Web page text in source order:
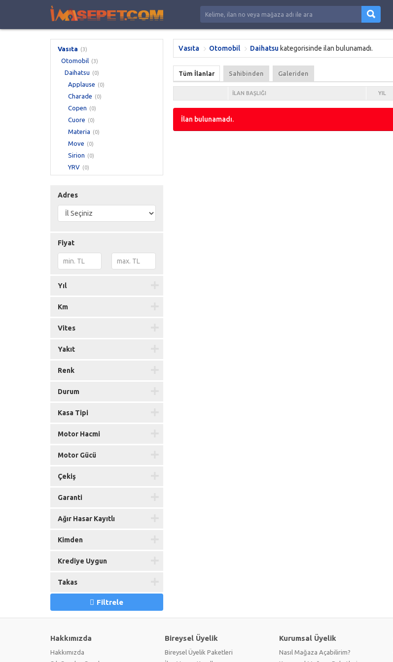
Vasıta (3)
Otomobil (3)
Daihatsu (0)
Applause (0)
Charade (0)
Copen (0)
Cuore (0)
Materia (0)
Move (0)
Sirion (0)
YRV (0)
Adres
Fiyat
Yıl
Km
Vites
Yakıt
Renk
Durum
Kasa Tipi
Motor Hacmi
Motor Gücü
Çekiş
Garanti
Ağır Hasar Kayıtlı
Kimden
Krediye Uygun
Takas
Filtrele
Vasıta Otomobil Daihatsu kategorisinde ilan bulunamadı.
Tüm İlanlar Sahibinden Galeriden
İLAN BAŞLIĞI YIL
İlan bulunamadı.
Hakkımızda
Hakkımızda
Bireysel Üyelik
Bireysel Üyelik Paketleri
Kurumsal Üyelik
Nasıl Mağaza Açabilirim?